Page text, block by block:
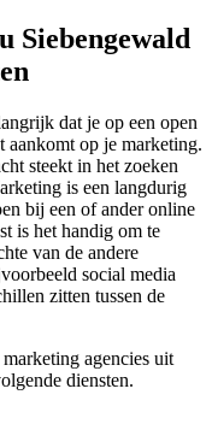
Siebengewald
dat je op een open
aankomt op je marketing.
steekt in het zoeken
is een langdurig
bij een of ander online
is het handig om te
van de andere
social media
zitten tussen de
agencies uit
diensten.